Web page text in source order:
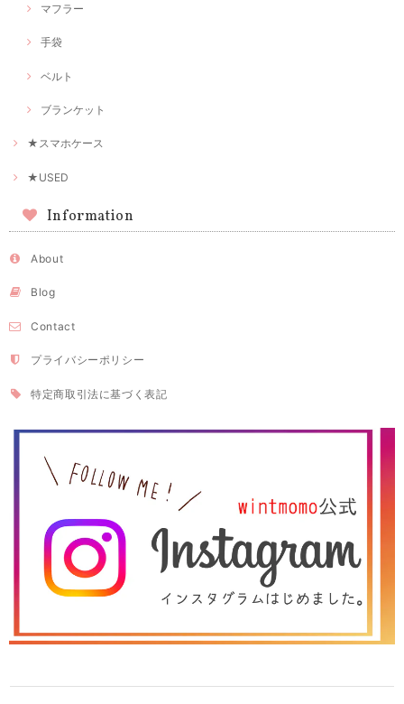
マフラー
手袋
ベルト
ブランケット
★スマホケース
★USED
Information
About
Blog
Contact
プライバシーポリシー
特定商取引法に基づく表記